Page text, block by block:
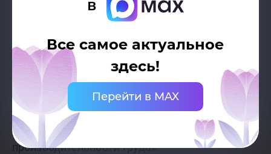
в
Все самое актуальное
здесь!
Перейти в MAX
создают в вузах для того, чтобы студенты
могли заниматься наукой. В ЮГУ их 8,
объединенных воедино. СНО лин-лаборатории
называется «Smart Lean Group» и занимается
оно исследованием по оптимизации бизнес-
процессов компаний и повышением
производительности труда».